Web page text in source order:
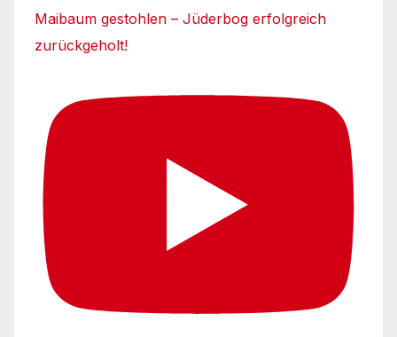
Maibaum gestohlen – Jüderbog erfolgreich
zurückgeholt!